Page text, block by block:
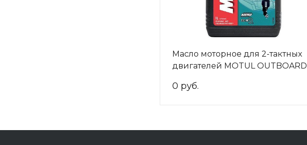
Масло моторное для 2-тактных
двигателей MOTUL OUTBOARD
0 руб.